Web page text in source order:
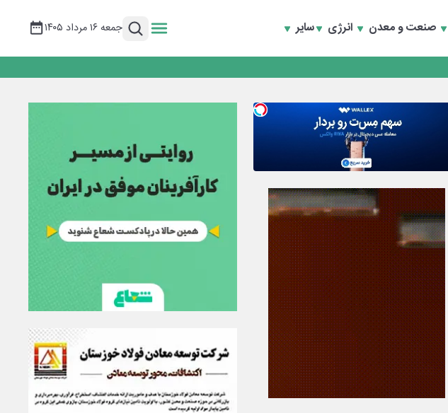
صنعت و معدن انرژی سایر جمعه ۱۶ مرداد ۱۴۰۵